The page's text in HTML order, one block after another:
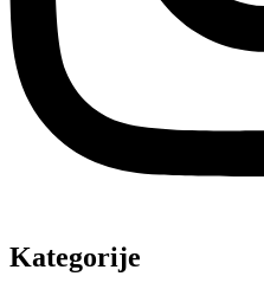
Kategorije